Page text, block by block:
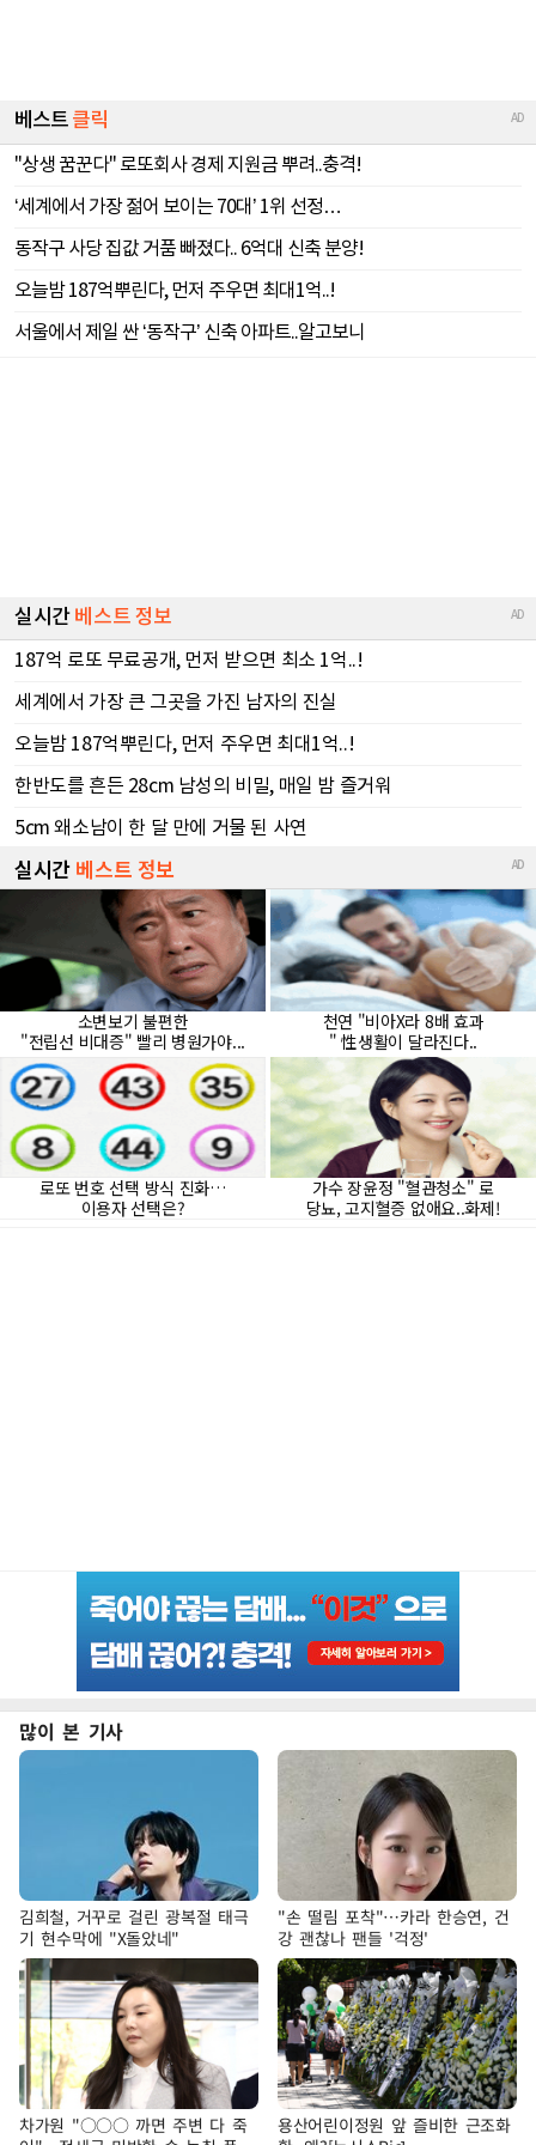
많이 본 기사
김희철, 거꾸로 걸린 광복절 태극
기 현수막에 "X돌았네"
"손 떨림 포착"…카라 한승연, 건
강 괜찮나 팬들 '걱정'
차가원 "○○○ 까면 주변 다 죽
용산어린이정원 앞 즐비한 근조화